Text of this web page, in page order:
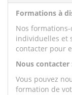
Formations à
Nos
individuelles et
contacter pour
Nous contacter
Vous pouvez
formation de